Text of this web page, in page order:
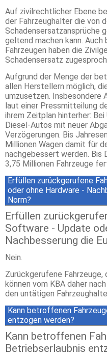
Auf zivilrechtlicher Ebene
der Fahrzeughalter die von
Schadensersatzansprüche
geltend machen kann. Auch
Fahrzeugen haben die
Schadensersatz
Aufgrund der Menge der
allen Herstellern möglich,
umzusetzen. Insbesondere
laut einer Pressmitteilung
ihrem Zeitplan hinterher:
Diesel-Autos mit neuer
Verzögerungen. Bis
Millionen Wagen damit für
nachgebessert werden. Bis
3,75 Millionen Fahrzeuge
Erfüllen zurückgerufene
oder ohne Hardware -
Norm?
Erfüllen
Software - Update
Nachbesserung die
Nein.
Zurückgerufene
können vom KBA daher
den untätigen
Kann betroffenen
entzogen werden?
Kann betroffenen
Betriebserlaubnis